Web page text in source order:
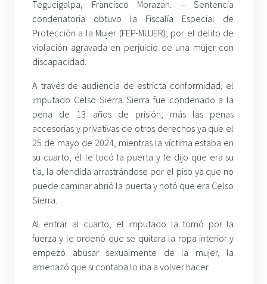
Tegucigalpa, Francisco Morazán. – Sentencia
condenatoria obtuvo la Fiscalía Especial de
Protección a la Mujer (FEP-MUJER), por el delito de
violación agravada en perjuicio de una mujer con
discapacidad.
A través de audiencia de estricta conformidad, el
imputado Celso Sierra Sierra fue condenado a la
pena de 13 años de prisión, más las penas
accesorias y privativas de otros derechos ya que el
25 de mayo de 2024, mientras la víctima estaba en
su cuarto, él le tocó la puerta y le dijo que era su
tía, la ofendida arrastrándose por el piso ya que no
puede caminar abrió la puerta y notó que era Celso
Sierra.
Al entrar al cuarto, el imputado la tomó por la
fuerza y le ordenó que se quitara la ropa interior y
empezó abusar sexualmente de la mujer, la
amenazó que si contaba lo iba a volver hacer.